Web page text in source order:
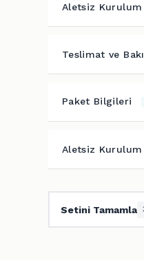
Aletsiz Kurulum
Teslimat ve
Paket Bilgileri
Aletsiz Kurulum
Setini Tamamla